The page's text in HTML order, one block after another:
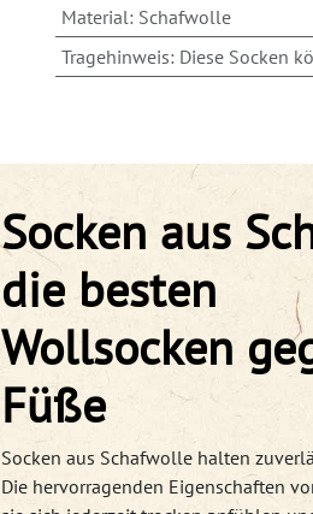
Material: Schafwolle
Tragehinweis: Diese Socken
Socken aus
die besten
Wollsocken
Füße
Socken aus Schafwolle halten
Die hervorragenden Eigenschaften